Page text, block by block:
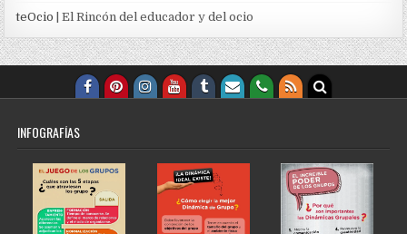
teOcio | El Rincón del educador y del ocio
INFOGRAFÍAS